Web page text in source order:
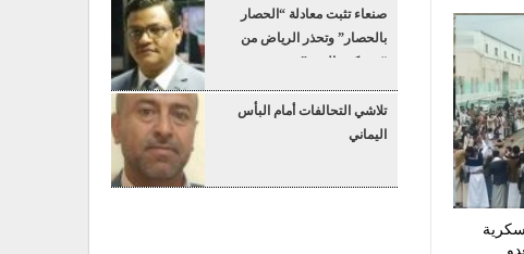
صنعاء تثبت معادلة “الحصار
بالحصار” وتحذر الرياض من
“عسكرة البحر”
تلاشي التحالفات أمام البأس
اليماني